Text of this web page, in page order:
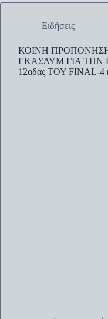
Ειδήσεις
ΚΟΙΝΗ
ΕΚΑΣΔΥΜ ΓΙΑ ΤΗΝ
12αδας ΤΟΥ FINAL-4